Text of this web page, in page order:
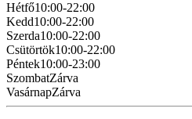
Hétfő10:00-22:00
Kedd10:00-22:00
Szerda10:00-22:00
Csütörtök10:00-22:00
Péntek10:00-23:00
SzombatZárva
VasárnapZárva